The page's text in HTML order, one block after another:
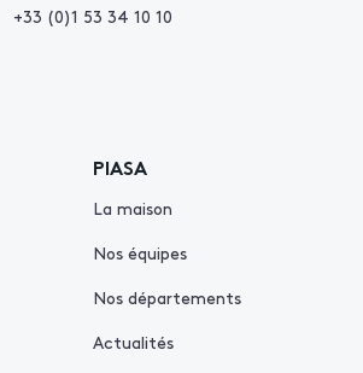
+33 (0)1 53 34 10 10
PIASA
La maison
Nos équipes
Nos départements
Actualités